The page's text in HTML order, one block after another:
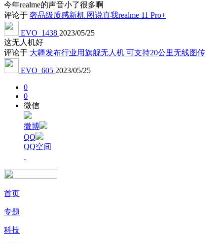
今年realme的声音小了很多啊
评论于 奢品级质感新机 图说真我realme 11 Pro+
EVO_1438 2023/05/25
这无人机好
评论于 大疆发布行业用旗舰无人机 可支持20公里无线图传
EVO_605 2023/05/25
0
0
微信
微博
QQ
QQ空间
首页
专题
科技